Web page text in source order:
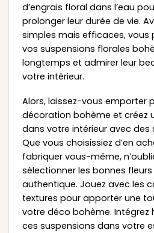
d’engrais floral dans l’eau
prolonger leur durée de vie.
simples mais efficaces, vous
vos suspensions florales
longtemps et admirer leur
votre intérieur.
Alors, laissez-vous emporter
décoration bohème et créez
dans votre intérieur avec des
Que vous choisissiez d’en
fabriquer vous-même,
sélectionner les bonnes
authentique. Jouez avec les
textures pour apporter une
votre déco bohème. Intégrez
ces suspensions dans votre